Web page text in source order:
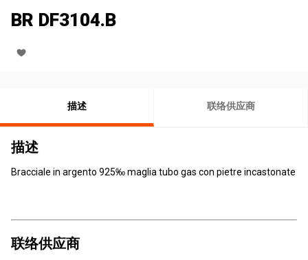
BR DF3104.B
描述 联络供应商
描述
Bracciale in argento 925‰ maglia tubo gas con pietre incastonate
联络供应商